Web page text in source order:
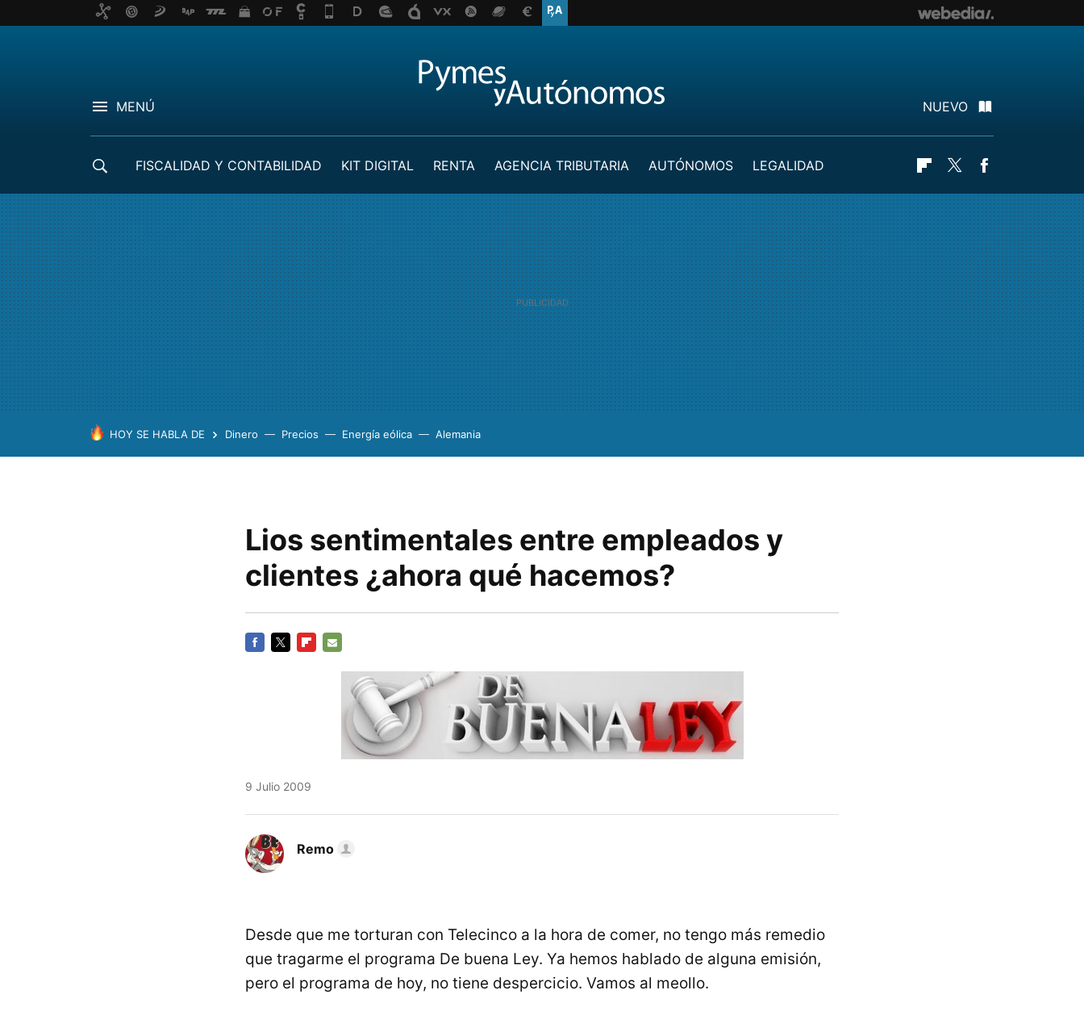
MENÚ NUEVO
FISCALIDAD Y CONTABILIDAD KIT DIGITAL RENTA AGENCIA TRIBUTARIA AUTÓNOMOS
LEGALIDAD
Flipboard
Twitter
HOY SE HABLA DE Dinero Precios Energía eólica Alemania
Lios sentimentales entre empleados y
clientes ¿ahora qué hacemos?
9 Julio 2009
Remo
Desde que me torturan con Telecinco a la hora de comer, no tengo más remedio
que tragarme el programa De buena Ley. Ya hemos hablado de alguna emisión,
pero el programa de hoy, no tiene despercicio. Vamos al meollo.